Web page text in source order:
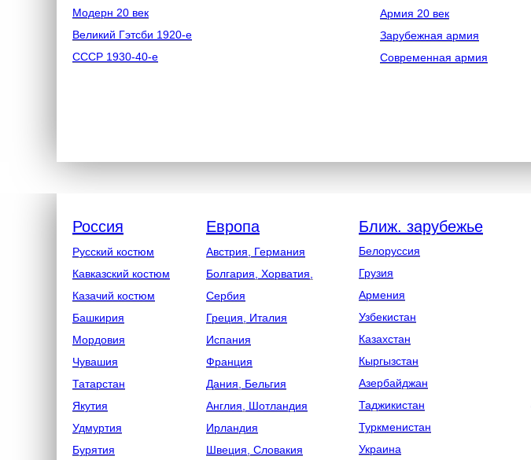
Модерн 20 век
Великий Гэтсби 1920-е
СССР 1930-40-е
Армия 20 век
Зарубежная армия
Современная армия
Белоруссия
Грузия
Армения
Узбекистан
Казахстан
Кыргызстан
Азербайджан
Таджикистан
Туркменистан
Украина
Ближ. зарубежье
Австрия, Германия
Болгария, Хорватия,
Сербия
Греция, Италия
Испания
Франция
Дания, Бельгия
Англия, Шотландия
Ирландия
Швеция, Словакия
Европа
Русский костюм
Кавказский костюм
Казачий костюм
Башкирия
Мордовия
Чувашия
Татарстан
Якутия
Удмуртия
Бурятия
Россия